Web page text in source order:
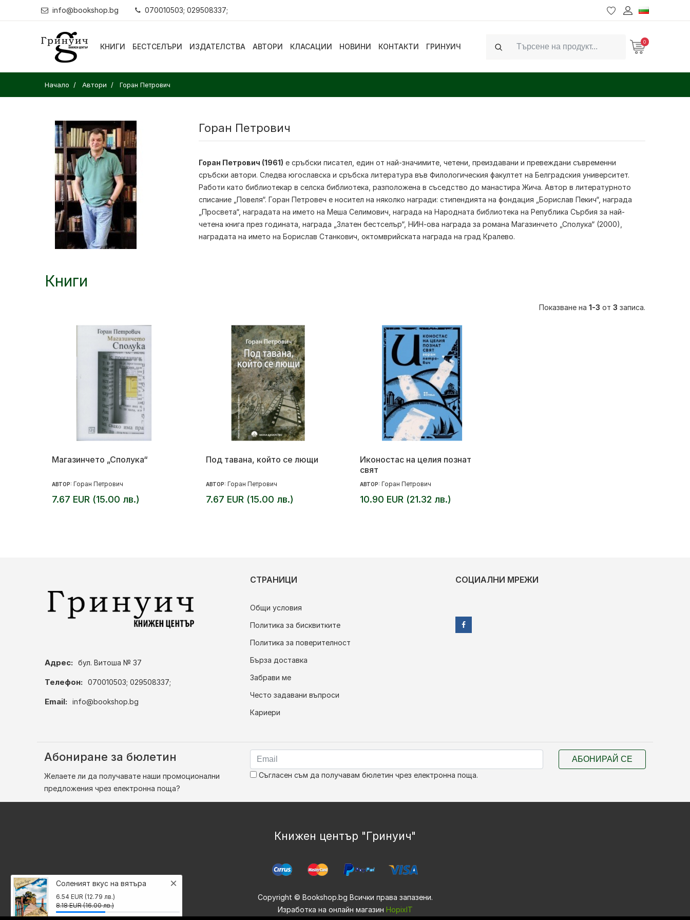
info@bookshop.bg 070010503; 029508337;
КНИГИ БЕСТСЕЛЪРИ ИЗДАТЕЛСТВА АВТОРИ КЛАСАЦИИ НОВИНИ КОНТАКТИ ГРИНУИЧ
Search
0
Начало Автори Горан Петрович
Горан Петрович
Горан Петрович (1961) е сръбски писател, един от най-значимите, четени, преиздавани и превеждани съвременни
сръбски автори. Следва югославска и сръбска литература във Филологическия факултет на Белградския университет.
Работи като библиотекар в селска библиотека, разположена в съседство до манастира Жича. Автор в литературното
списание „Повеля“. Горан Петровеч е носител на няколко награди: стипендията на фондация „Борислав Пекич“, награда
„Просвета“, наградата на името на Меша Селимович, награда на Народната библиотека на Република Сърбия за най-
четена книга през годината, награда „Златен бестселър“, НИН-ова награда за романа Магазинчето „Сполука“ (2000),
наградата на името на Борислав Станкович, октомврийската награда на град Кралево.
Книги
Показване на 1-3 от 3 записа.
Магазинчето „Сполука“
АВТОР: Горан Петрович
7.67 EUR (15.00 лв.)
Под тавана, който се лющи
АВТОР: Горан Петрович
7.67 EUR (15.00 лв.)
Иконостас на целия познат
свят
АВТОР: Горан Петрович
10.90 EUR (21.32 лв.)
Адрес: бул. Витоша № 37
Телефон: 070010503; 029508337;
Email: info@bookshop.bg
СТРАНИЦИ
Общи условия
Политика за бисквитките
Политика за поверителност
Бърза доставка
Забрави ме
Често задавани въпроси
Кариери
СОЦИАЛНИ МРЕЖИ
Абониране за бюлетин
Желаете ли да получавате наши промоционални
предложения чрез електронна поща?
Съгласен съм да получавам бюлетин чрез електронна поща.
АБОНИРАЙ СЕ
Книжен център "Гринуич"
Copyright © Bookshop.bg Всички права запазени.
Изработка на онлайн магазин HopixIT
×
Соленият вкус на вятъра
6.54 EUR (12.79 лв.)
8.18 EUR (16.00 лв.)